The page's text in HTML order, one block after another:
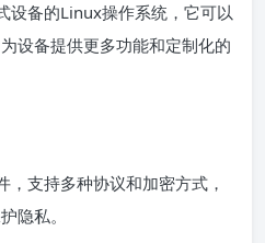
设备的Linux操作系统，它可以
设备提供更多功能和定制化的
支持多种协议和加密方式，
隐私。